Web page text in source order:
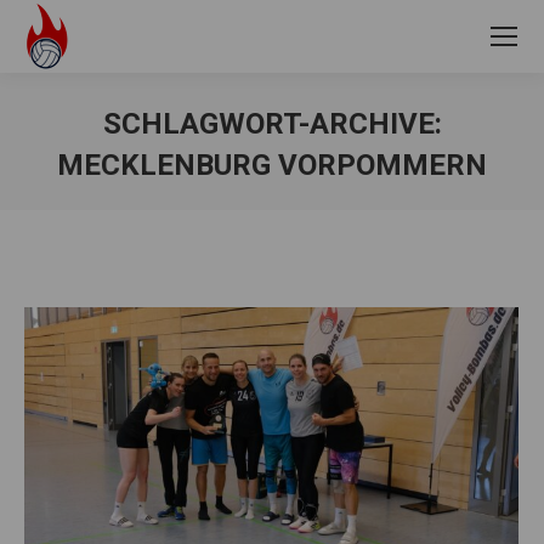
SCHLAGWORT-ARCHIVE:
MECKLENBURG VORPOMMERN